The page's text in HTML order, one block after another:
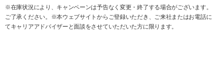
※在庫状況により、キャンペーンは予告なく変更・終了する場合がございます。
ご了承ください。※本ウェブサイトからご登録いただき、ご来社またはお電話に
てキャリアアドバイザーと面談をさせていただいた方に限ります。